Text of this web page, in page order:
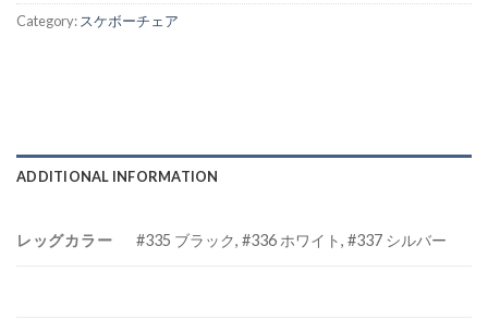
Category: スケボーチェア
ADDITIONAL INFORMATION
レッグカラー #335 ブラック, #336 ホワイト, #337 シルバー